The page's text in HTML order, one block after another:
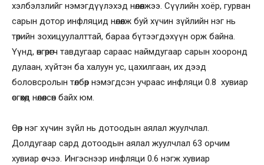
хэлбэлзлийг нэмэгдүүлэхэд нөлөөлжээ. Сүүлийн хоёр, гурван
сарын дотор инфляцид нөлөөлж буй хүчин зүйлийн нэг нь
төрийн зохицуулалттай, бараа бүтээгдэхүүн орж байна.
Үүнд, өнгөрөгч тавдугаар сараас наймдугаар сарын хооронд
дулаан, хүйтэн ба халуун ус, цахилгаан, их дээд
боловсролын төлбөр нэмэгдсэн учраас инфляци 0.8 хувиар
өсгөхөд нөлөөлсөн байх юм.
Өөр нэг хүчин зүйл нь дотоодын аялал жуулчлал.
Долдугаар сард дотоодын аялал жуулчлал 63 орчим
хувиар өсчээ. Ингэснээр инфляци 0.6 нэгж хувиар